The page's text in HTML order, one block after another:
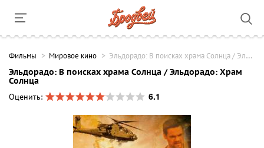
Фильмы Мировое кино Эльдорадо: В поисках храма Солнца / Эльдорадо: Храм Солнца
Эльдорадо: В поисках храма Солнца / Эльдорадо: Храм
Солнца
Оценить:
6.1